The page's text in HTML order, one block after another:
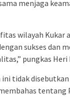
menjaga
wilayah Kukar
sukses dan
pungkas Heri
tidak
tentang